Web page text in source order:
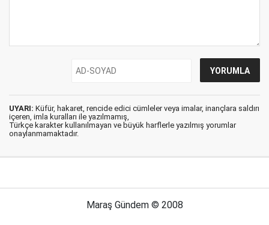
UYARI: Küfür, hakaret, rencide edici cümleler veya imalar, inançlara saldırı
içeren, imla kuralları ile yazılmamış,
Türkçe karakter kullanılmayan ve büyük harflerle yazılmış yorumlar
onaylanmamaktadır.
Maraş Gündem © 2008